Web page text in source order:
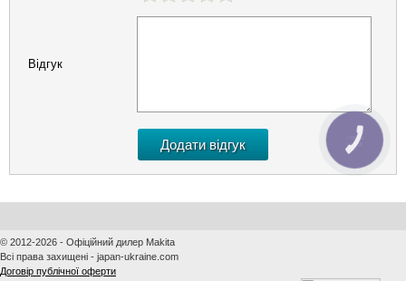
Відгук
© 2012-2026 - Офіційний дилер Makita
Всі права захищені - japan-ukraine.com
Договір публічної оферти
КНОПКА
ЗВ'ЯЗКУ